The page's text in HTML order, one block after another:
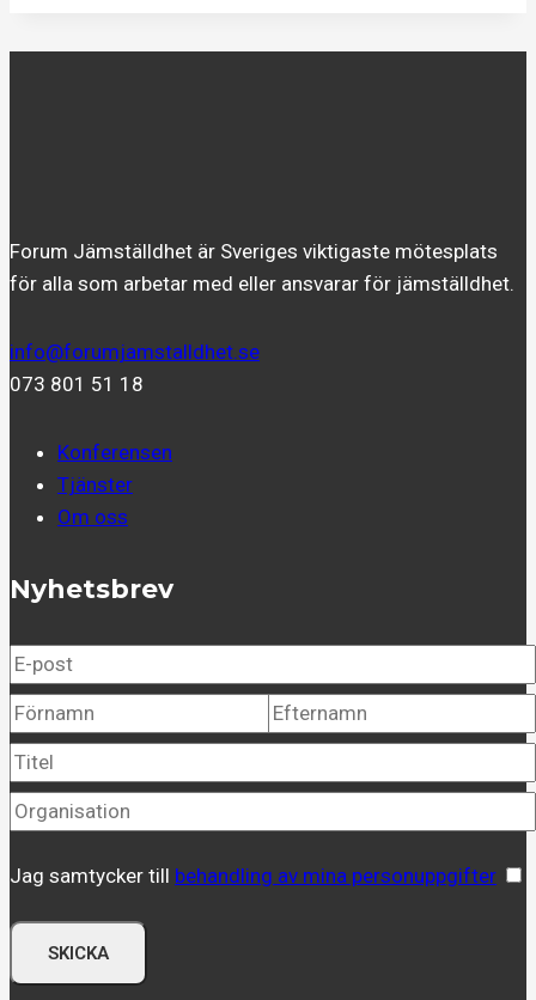
Forum Jämställdhet är Sveriges viktigaste mötesplats
för alla som arbetar med eller ansvarar för jämställdhet.
info@forumjamstalldhet.se
073 801 51 18
Konferensen
Tjänster
Om oss
Nyhetsbrev
Jag samtycker till behandling av mina personuppgifter